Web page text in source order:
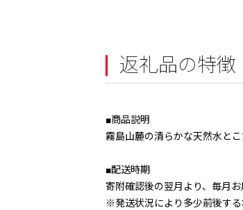
返礼品の特徴
■商品説明
霧島山麓の清らかな天然水と
■配送時期
寄附確認後の翌月より、毎月
※発送状況により多少前後する